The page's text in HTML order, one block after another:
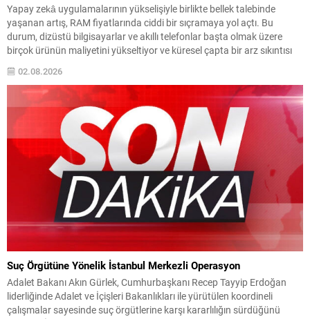
Yapay zekâ uygulamalarının yükselişiyle birlikte bellek talebinde
yaşanan artış, RAM fiyatlarında ciddi bir sıçramaya yol açtı. Bu
durum, dizüstü bilgisayarlar ve akıllı telefonlar başta olmak üzere
birçok ürünün maliyetini yükseltiyor ve küresel çapta bir arz sıkıntısı
riski doğuruyor. Samsung Finans Direktörü’nün işaret ettiği üzere,
mikroçip tedarikindeki darboğazın 2027’de derinleşmesi ve...
02.08.2026
Suç Örgütüne Yönelik İstanbul Merkezli Operasyon
Adalet Bakanı Akın Gürlek, Cumhurbaşkanı Recep Tayyip Erdoğan
liderliğinde Adalet ve İçişleri Bakanlıkları ile yürütülen koordineli
çalışmalar sayesinde suç örgütlerine karşı kararlılığın sürdüğünü